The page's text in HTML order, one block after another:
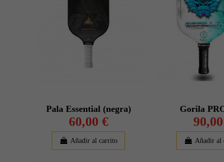
Pala Essential (negra)
60,00 €
Añadir al carrito
Gorila
Añadir al